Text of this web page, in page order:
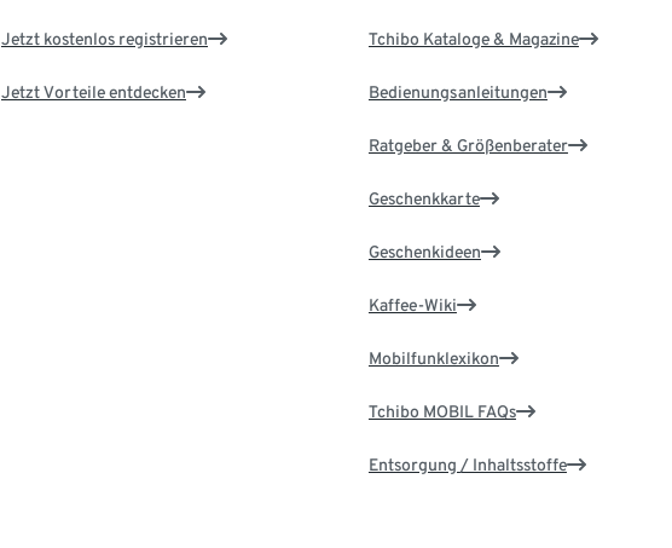
Jetzt kostenlos registrieren
Jetzt Vorteile entdecken
Tchibo Kataloge & Magazine
Bedienungsanleitungen
Ratgeber & Größenberater
Geschenkkarte
Geschenkideen
Kaffee-Wiki
Mobilfunklexikon
Tchibo MOBIL FAQs
Entsorgung / Inhaltsstoffe